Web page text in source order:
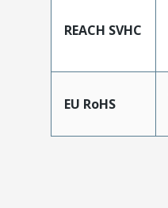
REACH SVHC
EU RoHS